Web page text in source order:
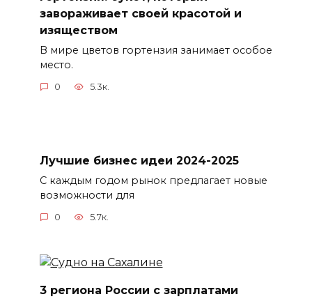
завораживает своей красотой и
изяществом
В мире цветов гортензия занимает особое
место.
0 5.3к.
Лучшие бизнес идеи 2024-2025
С каждым годом рынок предлагает новые
возможности для
0 5.7к.
3 региона России с зарплатами